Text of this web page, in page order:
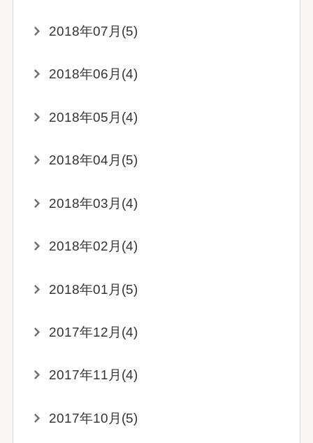
2018年07月(5)
2018年06月(4)
2018年05月(4)
2018年04月(5)
2018年03月(4)
2018年02月(4)
2018年01月(5)
2017年12月(4)
2017年11月(4)
2017年10月(5)